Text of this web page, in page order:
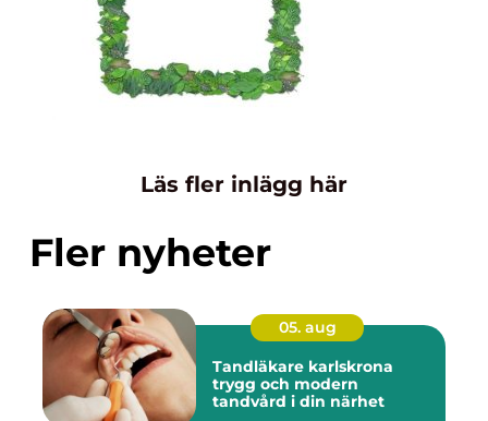
Läs fler inlägg här
Fler nyheter
05. aug
Tandläkare karlskrona
trygg och modern
tandvård i din närhet